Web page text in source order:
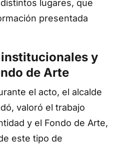
lugares, que
presentada
y
de Arte
el acto, el alcalde
valoró el trabajo
y el Fondo de Arte,
este tipo de